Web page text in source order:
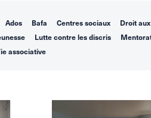
Ados Bafa Centres sociaux Droit
Lutte contre les discris
associative